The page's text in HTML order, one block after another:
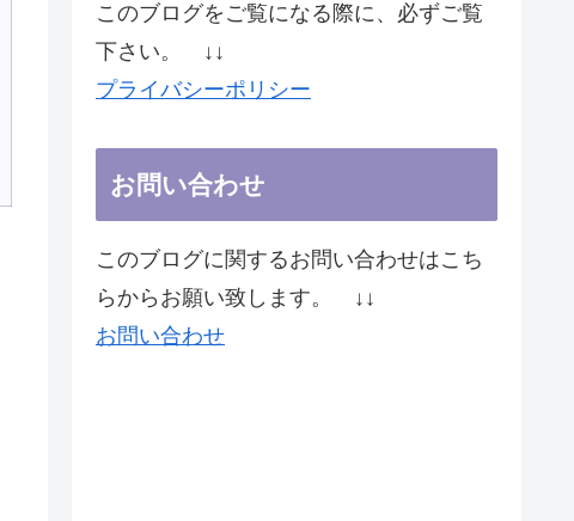
このブログをご覧になる際に、必ずご覧
下さい。 ↓↓
プライバシーポリシー
お問い合わせ
このブログに関するお問い合わせはこち
らからお願い致します。 ↓↓
お問い合わせ